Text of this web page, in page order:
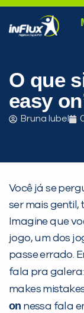
O que
easy
Bruna Iubel
Você já se
ser mais gentil,
Imagine que
jogo, um dos
passe errado.
fala pra galera:
makes
on nessa fala
PEÇA